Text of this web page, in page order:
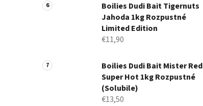
Boilies Dudi Bait Tigernuts
Jahoda 1kg Rozpustné
Limited Edition
€11,90
Boilies Dudi Bait Mister Red
Super Hot 1kg Rozpustné
(Solubile)
€13,50